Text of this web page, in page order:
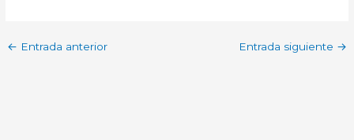
← Entrada anterior Entrada siguiente →